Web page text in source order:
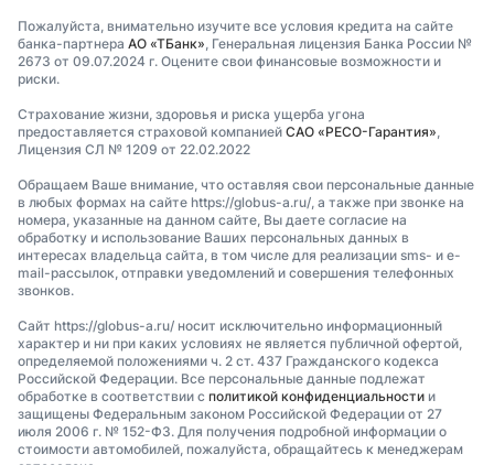
Пожалуйста, внимательно изучите все условия кредита на сайте
банка-партнера АО «ТБанк» , Генеральная лицензия Банка России №
2673 от 09.07.2024 г. Оцените свои финансовые возможности и
риски.
Страхование жизни, здоровья и риска ущерба угона
предоставляется страховой компанией САО «РЕСО-Гарантия»
Лицензия СЛ № 1209 от 22.02.2022
Обращаем Ваше внимание, что оставляя свои персональные данные
в любых формах на сайте https://globus-a.ru/, а также при звонке на
номера, указанные на данном сайте, Вы даете согласие на
обработку и использование Ваших персональных данных в
интересах владельца сайта, в том числе для реализации sms- и e-
mail-рассылок, отправки уведомлений и совершения телефонных
звонков.
Сайт https://globus-a.ru/ носит исключительно информационный
характер и ни при каких условиях не является публичной офертой,
определяемой положениями ч. 2 ст. 437 Гражданского кодекса
Российской Федерации. Все персональные данные подлежат
обработке в соответствии с политикой конфиденциальности и
защищены Федеральным законом Российской Федерации от 27
июля 2006 г. № 152-ФЗ. Для получения подробной информации о
стоимости автомобилей, пожалуйста, обращайтесь к менеджерам